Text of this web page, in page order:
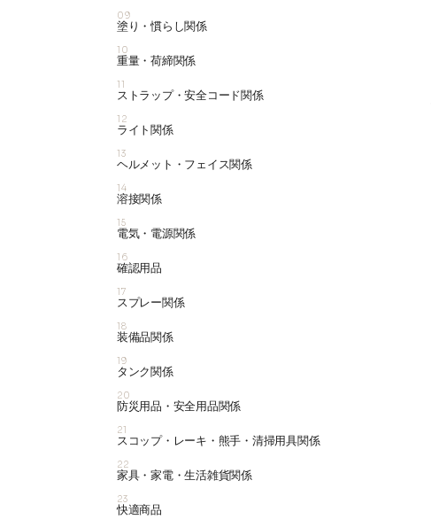
09
塗り・慣らし関係
10
重量・荷締関係
11
ストラップ・安全コード関係
12
ライト関係
13
ヘルメット・フェイス関係
14
溶接関係
15
電気・電源関係
16
確認用品
17
スプレー関係
18
装備品関係
19
タンク関係
20
防災用品・安全用品関係
21
スコップ・レーキ・熊手・清掃用具関係
22
家具・家電・生活雑貨関係
23
快適商品